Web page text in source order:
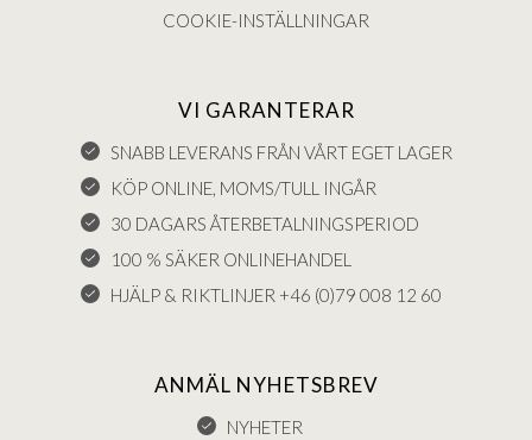
COOKIE-INSTÄLLNINGAR
VI GARANTERAR
SNABB LEVERANS FRÅN VÅRT EGET LAGER
KÖP ONLINE, MOMS/TULL INGÅR
30 DAGARS ÅTERBETALNINGSPERIOD
100 % SÄKER ONLINEHANDEL
HJÄLP & RIKTLINJER +46 (0)79 008 12 60
ANMÄL NYHETSBREV
NYHETER